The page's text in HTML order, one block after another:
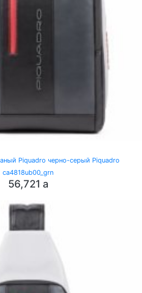
Piquadro черно-серый Piquadro
ca4818ub00_grn
56,721 a